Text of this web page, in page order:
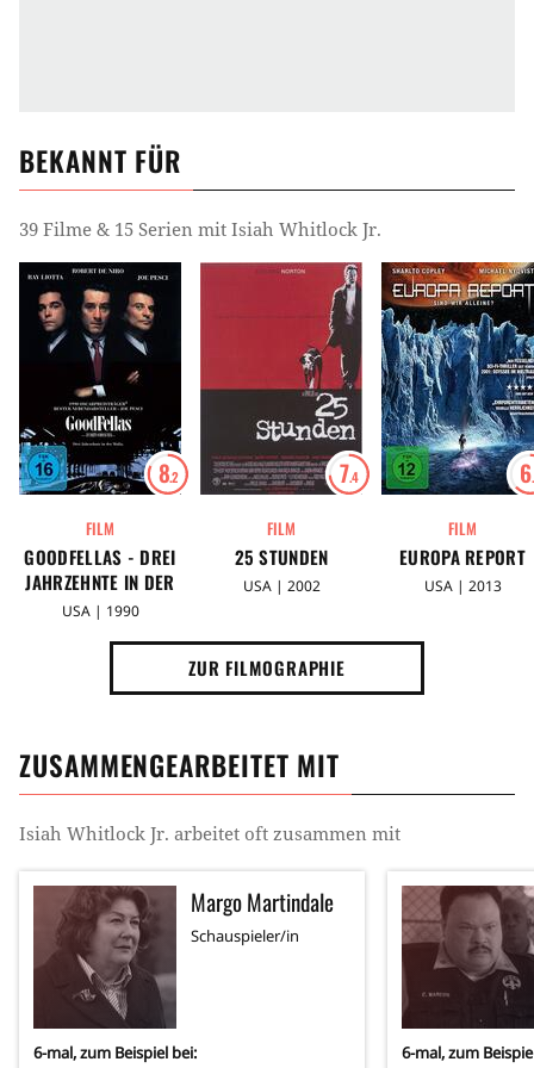
BEKANNT FÜR
39 Filme & 15 Serien mit Isiah Whitlock Jr.
8.2
FILM
GOODFELLAS - DREI
JAHRZEHNTE IN DER
MAFIA
USA | 1990
7.4
FILM
25 STUNDEN
USA | 2002
6
FILM
EUROPA REPORT
USA | 2013
ZUR FILMOGRAPHIE
ZUSAMMENGEARBEITET MIT
Isiah Whitlock Jr. arbeitet oft zusammen mit
Margo Martindale
Schauspieler/in
6-mal, zum Beispiel bei: 6-mal, zum